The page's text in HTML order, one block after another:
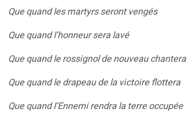
Que quand les martyrs seront vengés
Que quand l’honneur sera lavé
Que quand le rossignol de nouveau chantera
Que quand le drapeau de la victoire flottera
Que quand l’Ennemi rendra la terre occupée